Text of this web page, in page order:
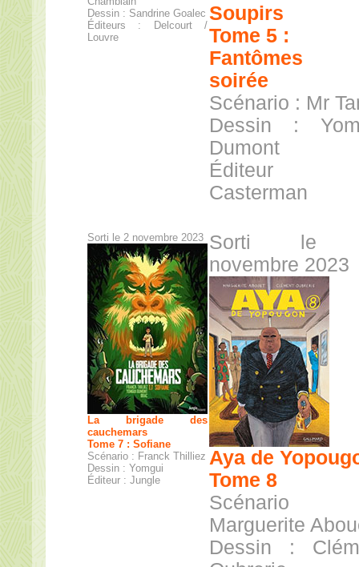
Dessin : Sandrine Goalec
Éditeurs : Delcourt /
Louvre
Soupirs
Tome 5 :
Fantômes
soirée
Scénario : Mr
Dessin :
Dumont
Casterman
Sorti le 2 novembre 2023
La brigade des
cauchemars
Tome 7 : Sofiane
Scénario : Franck Thilliez
Dessin : Yomgui
Éditeur : Jungle
Sorti le
novembre 2023
Aya de
Tome 8
Marguerite
Dessin :